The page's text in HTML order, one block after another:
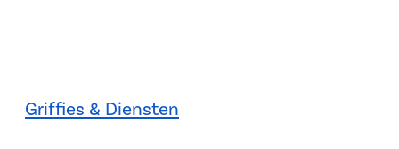
Griffies & Diensten